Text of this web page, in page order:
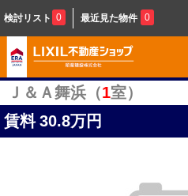
検討リスト 0 最近見た物件 0
Ｊ＆Ａ舞浜（1室）
賃料 30.8万円